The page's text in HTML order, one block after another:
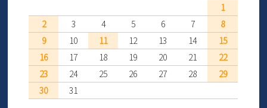
1
2
3 4 5 6 7
8
9
10 11 12 13 14
15
16
17 18 19 20 21
22
23
24 25 26 27 28
29
30
31